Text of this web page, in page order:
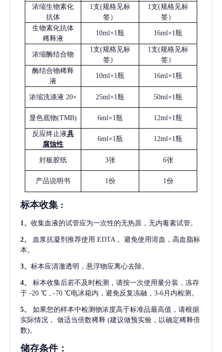
浓缩生物素化
抗体
1支(规格见标
签）
1支(规格见标
签）
生物素化抗体
稀释液
10ml×1瓶 16ml×1瓶
浓缩酶结合物
1支(规格见标
签）
1支(规格见标
签）
酶结合物稀释
液
10ml×1瓶 16ml×1瓶
浓缩洗涤液 20× 25ml×1瓶 50ml×1瓶
显色底物(TMB) 6ml×1瓶 12ml×1瓶
反应终止液具
腐蚀性
6ml×1瓶 12ml×1瓶
封板胶纸 3张 6张
产品说明书 1份 1份
标本收集 :
1 、 收集血液的试管应为一次性的无热原，无内毒素试管。
2、 血浆抗凝剂推荐使用 EDTA 。避免使用溶血，高血脂标
本。
3、 标本应清澈透明，悬浮物应离心去除。
4、
标本收集后若不及时检测，请按一次使用量分装，冻存
于 -20 ℃ , -70 ℃电冰箱内，避免反复冻融，3-6月内检测。
5、
如果您的样本中检测物浓度高于标准品最高值，请根据
实际情况，
做适当倍数稀释 (建议做预实验，以确定稀释倍
数)。
储存条件：